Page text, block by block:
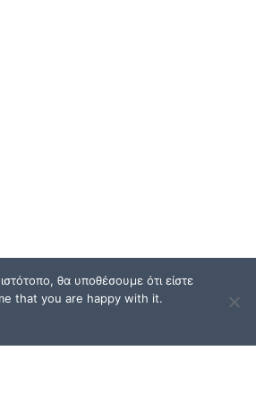
θα υποθέσουμε ότι είστε
that you are happy with it.